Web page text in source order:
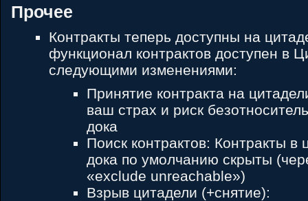
Прочее
Контракты теперь доступны на
функционал контрактов доступен в
следующими изменениями:
Принятие контракта на
ваш страх и риск
дока
Поиск контрактов: Контракты в
дока по умолчанию скрыты
«exclude unreachable»)
Взрыв цитадели (+снятие):